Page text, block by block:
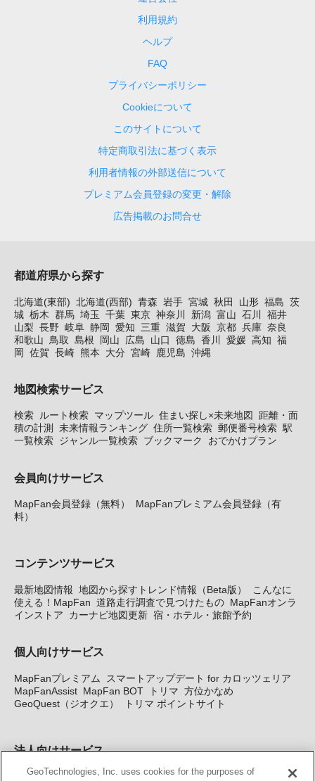
利用規約
ヘルプ
FAQ
プライバシーポリシー
Cookieについて
このサイトについて
特定商取引法に基づく表示
利用者情報の外部送信について
プレミアム会員登録の変更・解除
広告掲載のお問合せ
都道府県から探す
北海道(東部) 北海道(西部) 青森 岩手 宮城 秋田 山形 福島 茨
城 栃木 群馬 埼玉 千葉 東京 神奈川 新潟 富山 石川
福井
山梨 長野 岐阜 静岡 愛知 三重 滋賀 大阪 京都 兵庫 奈良
和歌山
鳥取 島根 岡山 広島 山口 徳島 香川 愛媛 高知 福
岡 佐賀 長崎 熊本 大分 宮崎 鹿児島 沖縄
地図検索サービス
検索 ルート検索 マップツール 住まい探し×未来地図
距離・面
積の計測
未来情報ランキング 住所一覧検索 郵便番号検索 駅
一覧検索 ジャンル一覧検索 ブックマーク おでかけプラン
会員向けサービス
MapFan会員登録（無料）
MapFanプレミアム会員登録（有
料）
コンテンツサービス
最新地図情報 地図から探すトレンド情報（Beta版）
こんなに
使える！MapFan 道路走行調査で見つけたもの MapFanオンラ
インストア
カーナビ地図更新 宿・ホテル・旅館予約
個人向けサービス
MapFanプレミアム
スマートアップデート for カロッツェリア
MapFanAssist MapFan BOT トリマ 方位かなめ
GeoQuest（ジオクエ）
トリマ ポイントサイト
法人向けサービス
法人向け地図・位置情報サービス WEBサイト・システム向け地
GeoTechnologies, Inc. uses cookies for the purposes of